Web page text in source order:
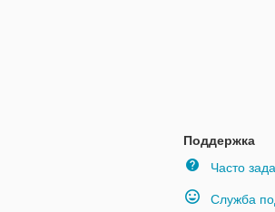
Поддержка
Часто
Служба